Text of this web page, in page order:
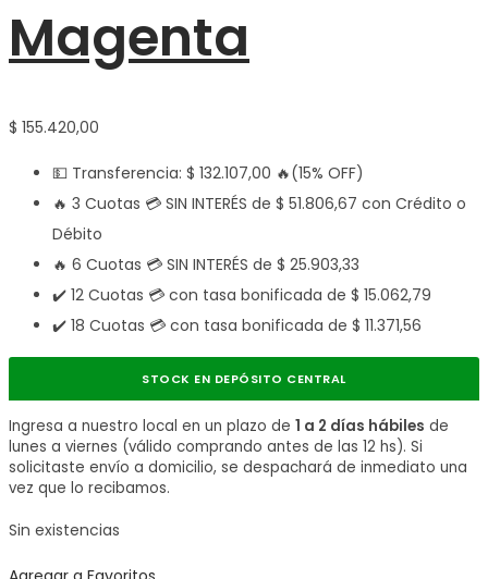
Magenta
$ 155.420,00
💵 Transferencia: $ 132.107,00 🔥(15% OFF)
🔥 3 Cuotas 💳 SIN INTERÉS de $ 51.806,67 con Crédito o
Débito
🔥 6 Cuotas 💳 SIN INTERÉS de $ 25.903,33
✔️ 12 Cuotas 💳 con tasa bonificada de $ 15.062,79
✔️ 18 Cuotas 💳 con tasa bonificada de $ 11.371,56
STOCK EN DEPÓSITO CENTRAL
Ingresa a nuestro local en un plazo de 1 a 2 días hábiles de
lunes a viernes (válido comprando antes de las 12 hs). Si
solicitaste envío a domicilio, se despachará de inmediato una
vez que lo recibamos.
Sin existencias